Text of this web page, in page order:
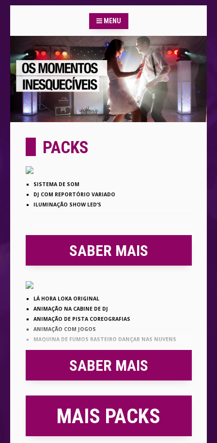
MENU
PACKS
SISTEMA DE SOM
DJ COM REPORTÓRIO VARIADO
ILUMINAÇÃO SHOW LED’S
SABER MAIS
LÁ HORA LOKA ORIGINAL
ANIMAÇÃO NA CABINE DE DJ
ANIMAÇÃO DE PISTA COREOGRAFIAS
ANIMAÇÃO COM JOGOS
MAQUINA DE FUMOS RASTEIRO DANÇAR NAS NUVENS
SABER MAIS
MAIS PACKS